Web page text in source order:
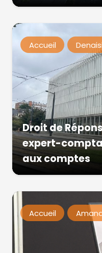
Accueil
Droit de
expert-
aux comptes
Accueil